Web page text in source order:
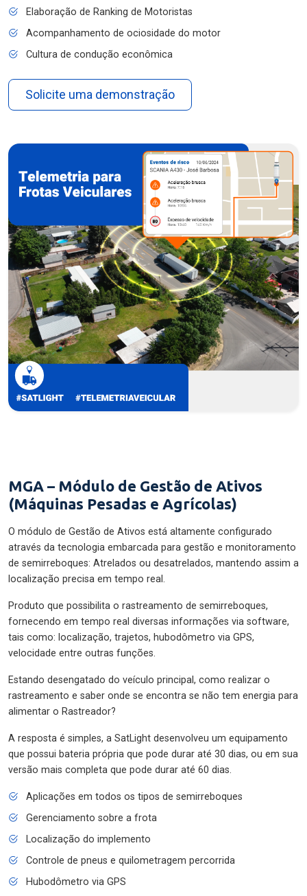
Elaboração de Ranking de Motoristas
Acompanhamento de ociosidade do motor
Cultura de condução econômica
Solicite uma demonstração
MGA – Módulo de Gestão de Ativos
(Máquinas Pesadas e Agrícolas)
O módulo de Gestão de Ativos está altamente configurado
através da tecnologia embarcada para gestão e monitoramento
de semirreboques: Atrelados ou desatrelados, mantendo assim a
localização precisa em tempo real.
Produto que possibilita o rastreamento de semirreboques,
fornecendo em tempo real diversas informações via software,
tais como: localização, trajetos, hubodômetro via GPS,
velocidade entre outras funções.
Estando desengatado do veículo principal, como realizar o
rastreamento e saber onde se encontra se não tem energia para
alimentar o Rastreador?
A resposta é simples, a SatLight desenvolveu um equipamento
que possui bateria própria que pode durar até 30 dias, ou em sua
versão mais completa que pode durar até 60 dias.
Aplicações em todos os tipos de semirreboques
Gerenciamento sobre a frota
Localização do implemento
Controle de pneus e quilometragem percorrida
Hubodômetro via GPS